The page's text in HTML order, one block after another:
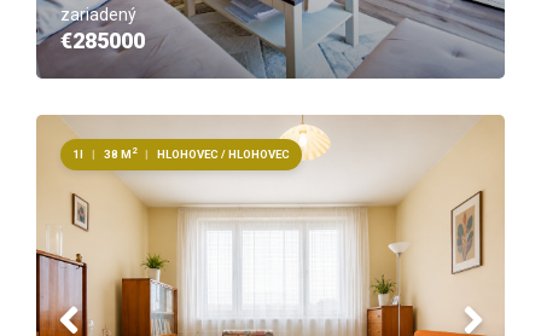
zariadený
€285000
1I | 38 M 2 | HLOHOVEC / HLOHOVEC